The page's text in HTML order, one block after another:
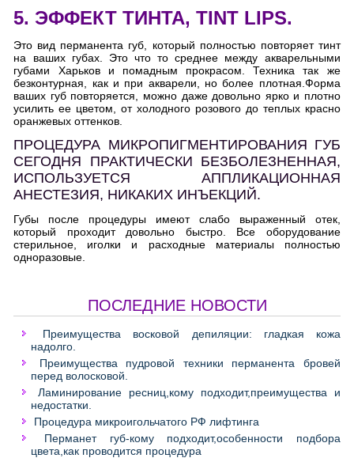
5. ЭФФЕКТ ТИНТА, TINT LIPS.
Это вид перманента губ, который полностью повторяет тинт
на ваших губах. Это что то среднее между акварельными
губами Харьков и помадным прокрасом. Техника так же
безконтурная, как и при акварели, но более плотная.Форма
ваших губ повторяется, можно даже довольно ярко и плотно
усилить ее цветом, от холодного розового до теплых красно
оранжевых оттенков.
ПРОЦЕДУРА МИКРОПИГМЕНТИРОВАНИЯ ГУБ
СЕГОДНЯ ПРАКТИЧЕСКИ БЕЗБОЛЕЗНЕННАЯ,
ИСПОЛЬЗУЕТСЯ АППЛИКАЦИОННАЯ
АНЕСТЕЗИЯ, НИКАКИХ ИНЪЕКЦИЙ.
Губы после процедуры имеют слабо выраженный отек,
который проходит довольно быстро. Все оборудование
стерильное, иголки и расходные материалы полностью
одноразовые.
ПОСЛЕДНИЕ НОВОСТИ
Преимущества восковой депиляции: гладкая кожа
надолго.
Преимущества пудровой техники перманента бровей
перед волосковой.
Ламинирование ресниц,кому подходит,преимущества и
недостатки.
Процедура микроигольчатого РФ лифтинга
Перманет губ-кому подходит,особенности подбора
цвета,как проводится процедура